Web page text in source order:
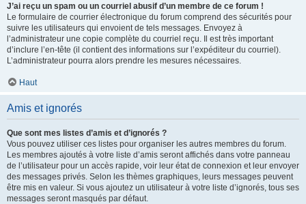
J’ai reçu un spam ou un courriel abusif d’un membre de ce forum !
Le formulaire de courrier électronique du forum comprend des sécurités pour
suivre les utilisateurs qui envoient de tels messages. Envoyez à
l’administrateur une copie complète du courriel reçu. Il est très important
d’inclure l’en-tête (il contient des informations sur l’expéditeur du courriel).
L’administrateur pourra alors prendre les mesures nécessaires.
Haut
Amis et ignorés
Que sont mes listes d’amis et d’ignorés ?
Vous pouvez utiliser ces listes pour organiser les autres membres du forum.
Les membres ajoutés à votre liste d’amis seront affichés dans votre panneau
de l’utilisateur pour un accès rapide, voir leur état de connexion et leur envoyer
des messages privés. Selon les thèmes graphiques, leurs messages peuvent
être mis en valeur. Si vous ajoutez un utilisateur à votre liste d’ignorés, tous ses
messages seront masqués par défaut.